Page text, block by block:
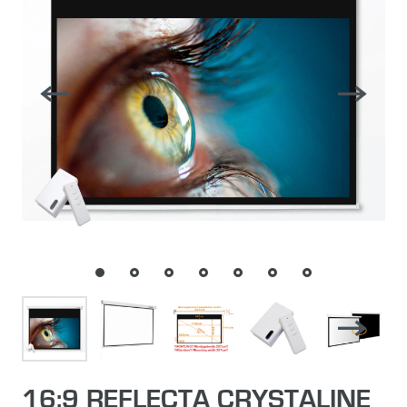
16:9 REFLECTA CRYSTALINE